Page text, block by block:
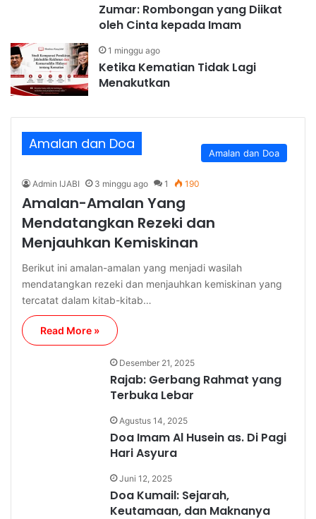
Zumar: Rombongan yang Diikat
oleh Cinta kepada Imam
1 minggu ago
Ketika Kematian Tidak Lagi
Menakutkan
Amalan dan Doa
Amalan dan Doa
Admin IJABI 3 minggu ago 1 190
Amalan-Amalan Yang
Mendatangkan Rezeki dan
Menjauhkan Kemiskinan
Berikut ini amalan-amalan yang menjadi wasilah
mendatangkan rezeki dan menjauhkan kemiskinan yang
tercatat dalam kitab-kitab…
Read More »
Desember 21, 2025
Rajab: Gerbang Rahmat yang
Terbuka Lebar
Agustus 14, 2025
Doa Imam Al Husein as. Di Pagi
Hari Asyura
Juni 12, 2025
Doa Kumail: Sejarah,
Keutamaan, dan Maknanya